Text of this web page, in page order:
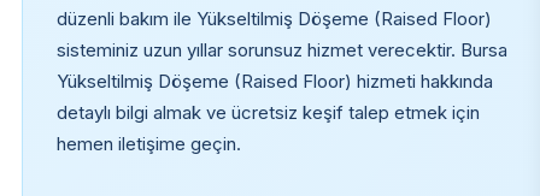
düzenli bakım ile Yükseltilmiş Döşeme (Raised Floor)
sisteminiz uzun yıllar sorunsuz hizmet verecektir. Bursa
Yükseltilmiş Döşeme (Raised Floor) hizmeti hakkında
detaylı bilgi almak ve ücretsiz keşif talep etmek için
hemen iletişime geçin.